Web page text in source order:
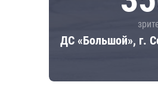
ДС «Большой», г.